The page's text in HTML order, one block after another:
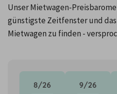
Unser Mietwagen-
günstigste Zeitfenster und
Mietwagen zu finden -
8/26 9/26